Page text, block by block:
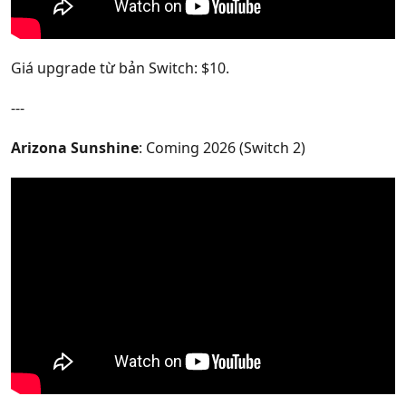
Giá upgrade từ bản Switch: $10.
---
Arizona Sunshine: Coming 2026 (Switch 2)